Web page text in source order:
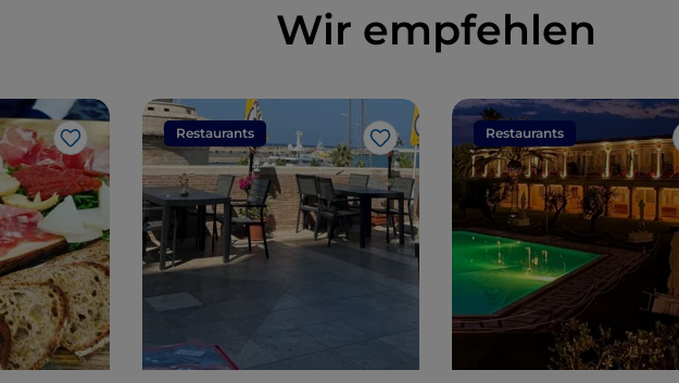
Wir empfehlen
Like
Restaurants
Like
Restaurants